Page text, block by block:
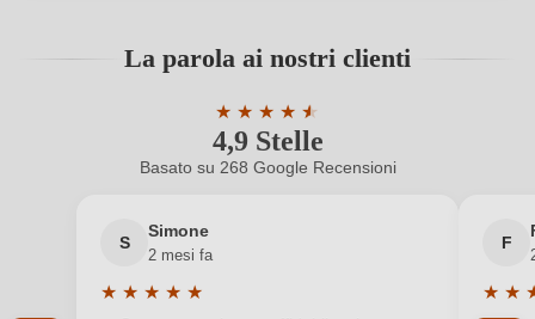
Contenuto di alcol
Indicazione geografica Umbria IGP
La parola ai nostri clienti
4,9 Stelle
★ ★ ★ ★ ★
★
Valutazione media di 4.9 su 5 stelle
Basato su 268 Google Recensioni
S
Simone
2 mesi fa
★ ★ ★ ★ ★
F
★ ★